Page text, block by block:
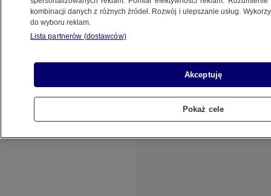
Udostępnij
Długotrwałe dochodzenie prowadzone przez
siatkę przestępczą zajmującą się przemytem
narkotyków na dużą skalę z Ameryki Południowej
do Unii Europejskiej.
kombinacji danych z różnych źródeł. Rozwój i ulepszanie usług.
do wyboru reklam.
Lista partnerów (dostawców)
Akceptuję
Pokaż cele